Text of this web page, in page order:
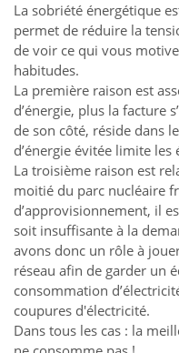
La sobriété énergétique
permet de réduire la
de voir ce qui vous
habitudes.
La première raison est
d’énergie, plus la facture
de son côté, réside dans
d’énergie évitée limite
La troisième raison est
moitié du parc nucléaire
d’approvisionnement, il
soit insuffisante à la
avons donc un rôle à
réseau afin de garder un
consommation
coupures d'électricité.
Dans tous les cas : la